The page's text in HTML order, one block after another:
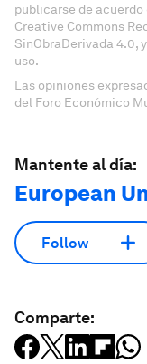
publicarse de
Creative Commons
SinObraDerivada 4.0,
uso.
Las opiniones
del Foro Económico
Mantente al día:
European
Follow
Comparte: